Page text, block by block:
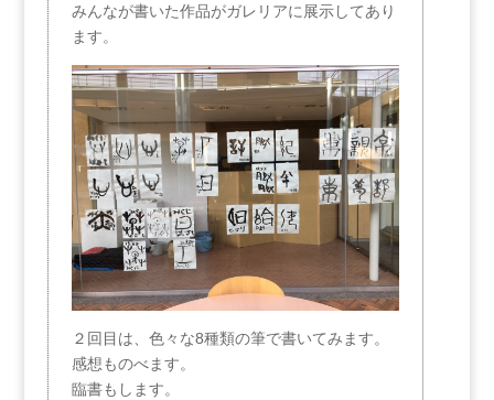
みんなが書いた作品がガレリアに展示してあり
ます。
２回目は、色々な8種類の筆で書いてみます。
感想ものべます。
臨書もします。